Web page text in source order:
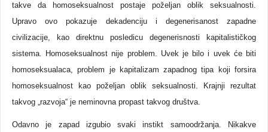
takve da homoseksualnost postaje poželjan oblik seksualnosti.
Upravo ovo pokazuje dekadenciju i degenerisanost zapadne
civilizacije, kao direktnu posledicu degenerisnosti kapitalističkog
sistema. Homoseksualnost nije problem. Uvek je bilo i uvek će biti
homoseksualaca, problem je kapitalizam zapadnog tipa koji forsira
homoseksualnost kao poželjan oblik seksualnosti. Krajnji rezultat
takvog „razvoja“ je neminovna propast takvog društva.
Odavno je zapad izgubio svaki instikt samoodržanja. Nikakve